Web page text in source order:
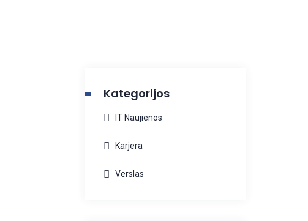
Kategorijos
IT Naujienos
Karjera
Verslas